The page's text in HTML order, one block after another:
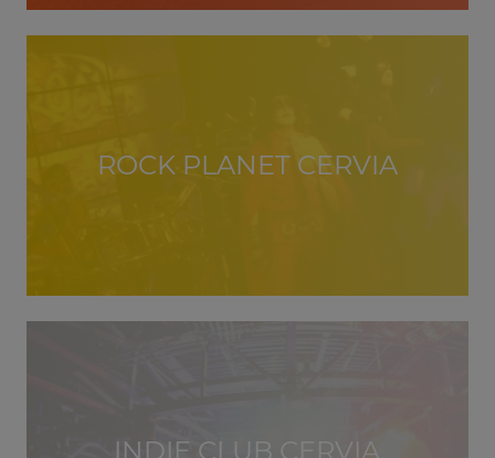
ROCK PLANET CERVIA
INDIE CLUB CERVIA